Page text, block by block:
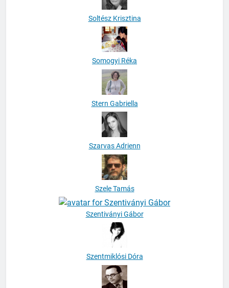
Soltész Krisztina
Somogyi Réka
Stern Gabriella
Szarvas Adrienn
Szele Tamás
Szentiványi Gábor
Szentmiklósi Dóra